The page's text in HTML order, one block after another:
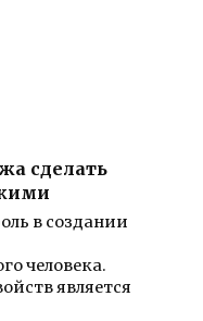
сделать
в создании
человека.
является